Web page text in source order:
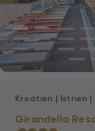
Girandella
Kroatien | Istrien |